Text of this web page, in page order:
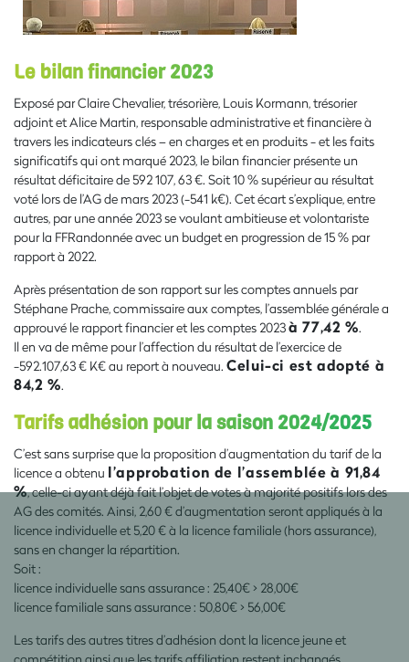
Le bilan financier 2023
Exposé par Claire Chevalier, trésorière, Louis Kormann, trésorier
adjoint et Alice Martin, responsable administrative et financière à
travers les indicateurs clés – en charges et en produits - et les faits
significatifs qui ont marqué 2023, le bilan financier présente un
résultat déficitaire de 592 107, 63 €. Soit 10 % supérieur au résultat
voté lors de l’AG de mars 2023 (-541 k€). Cet écart s’explique, entre
autres, par une année 2023 se voulant ambitieuse et volontariste
pour la FFRandonnée avec un budget en progression de 15 % par
rapport à 2022.
Après présentation de son rapport sur les comptes annuels par
Stéphane Prache, commissaire aux comptes, l’assemblée générale a
approuvé le rapport financier et les comptes 2023à 77,42 %.
Il en va de même pour l’affection du résultat de l’exercice de
-592.107,63 € K€ au report à nouveau. Celui-ci est adopté à
84,2 %.
Tarifs adhésion pour la saison 2024/2025
C’est sans surprise que la proposition d’augmentation du tarif de la
licence a obtenu l’approbation de l’assemblée à 91,84
%, celle-ci ayant déjà fait l’objet de votes à majorité positifs lors des
AG des comités. Ainsi, 2,60 € d’augmentation seront appliqués à la
licence individuelle et 5,20 € à la licence familiale (hors assurance),
sans en changer la répartition.
Soit :
licence individuelle sans assurance : 25,40€ > 28,00€
licence familiale sans assurance : 50,80€ > 56,00€
Les tarifs des autres titres d’adhésion dont la licence jeune et